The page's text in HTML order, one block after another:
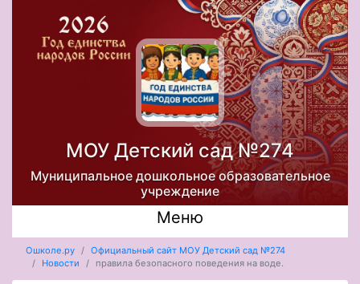
МОУ Детский сад №274
Муниципальное дошкольное образовательное
учреждение
Меню
Ошколе.ру
Официальный сайт МОУ Детский сад №274
Новости
правила безопасного поведения на воде.